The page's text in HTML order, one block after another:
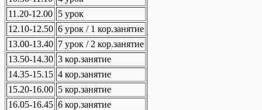
11.20-12.00 5 урок
12.10-12.50 6 урок / 1 кор.занятие
13.00-13.40 7 урок / 2 кор.занятие
13.50-14.30 3 кор.занятие
14.35-15.15 4 кор.занятие
15.20-16.00 5 кор.занятие
16.05-16.45 6 кор.занятие